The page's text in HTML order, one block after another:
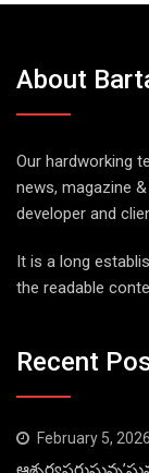
About
Our hardworking
news, magazine
developer and
It is a long
the readable
Recent
February 5, 2026